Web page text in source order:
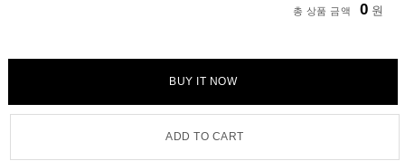
총 상품 금액 0 원
BUY IT NOW
ADD TO CART